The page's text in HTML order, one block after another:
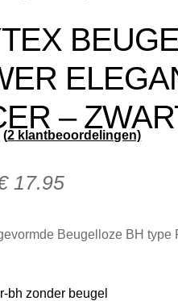
–
(2 klantbeoordelingen)
17.95
Beugelloze BH
bh zonder beugel